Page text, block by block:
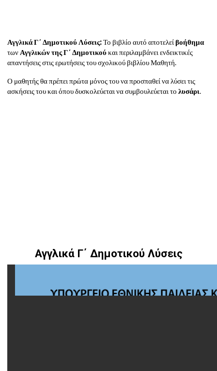
Αγγλικά Γ΄ Δημοτικού Λύσεις:Το βιβλίο αυτό αποτελείβοήθημα
των Αγγλικών της Γ΄ Δημοτικούκαι περιλαμβάνει ενδεικτικές
απαντήσεις στις ερωτήσεις του σχολικού βιβλίου Μαθητή.
Ο μαθητής θα πρέπει πρώτα μόνος του να προσπαθεί να λύσει τις
ασκήσεις του και όπου δυσκολεύεται να συμβουλεύεται το λυσάρι.
Αγγλικά Γ΄ Δημοτικού Λύσεις